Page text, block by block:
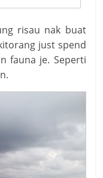
risau nak buat
just spend
fauna je. Seperti